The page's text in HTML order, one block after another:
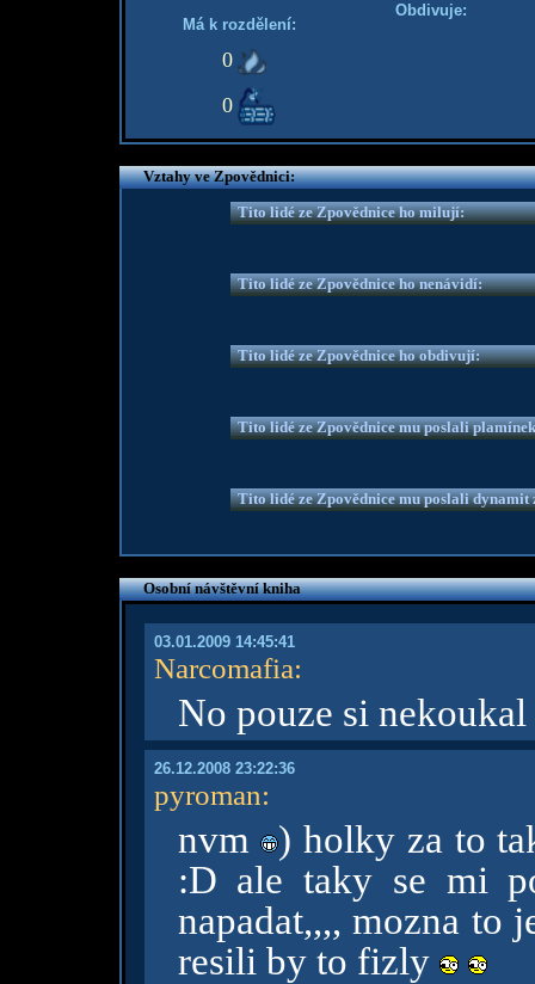
Má k rozdělení:
0
0
Obdivuje:
Vztahy ve Zpovědnici:
Tito lidé ze Zpovědnice ho milují:
Tito lidé ze Zpovědnice ho nenávidí:
Tito lidé ze Zpovědnice ho obdivují:
Tito lidé ze Zpovědnice mu poslali
Tito lidé ze Zpovědnice mu poslali dynamit
Osobní návštěvní kniha
03.01.2009 14:45:41
Narcomafia:
No pouze si
26.12.2008 23:22:36
pyroman:
nvm ) holky za to
:D ale taky se mi
napadat,,,, mozna to
resili by to fizly